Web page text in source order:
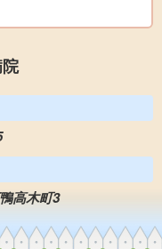
高木町3